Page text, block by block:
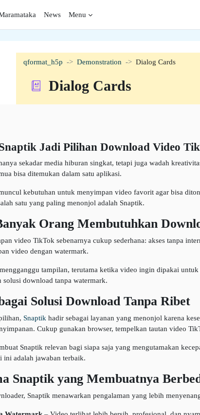
News Menu
qformat_h5p Demonstration Dialog Cards
Dialog Cards
Jadi Pilihan Download Video
sekadar media hiburan singkat, tetapi juga wadah
bisa ditemukan dalam satu aplikasi.
kebutuhan untuk menyimpan video favorit agar bisa
satu yang paling menonjol adalah Snaptik.
Orang Membutuhkan
video TikTok sebenarnya cukup sederhana: akses tanpa
video dengan watermark.
tampilan, terutama ketika video ingin dipakai
solusi download tanpa watermark.
Solusi Download Tanpa Ribet
Snaptik hadir sebagai layanan yang menonjol karena
Cukup gunakan browser, tempelkan tautan video
Snaptik relevan bagi siapa saja yang mengutamakan
ini adalah jawaban terbaik.
Snaptik yang Membuatnya
Snaptik menawarkan pengalaman yang lebih